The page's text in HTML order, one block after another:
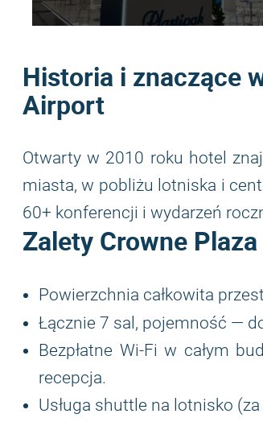
Historia i znaczące
Airport
Otwarty w 2010 roku hotel
miasta, w pobliżu lotniska i
60+ konferencji i wydarzeń
Zalety Crowne
Powierzchnia całkowita
Łącznie 7 sal, pojemność —
Bezpłatne Wi-Fi w całym
recepcja.
Usługa shuttle na lotnisko